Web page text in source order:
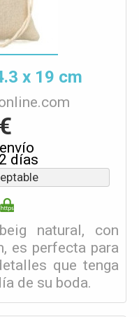
x 19 cm
días
natural, con
es perfecta para
que tenga
de su boda.